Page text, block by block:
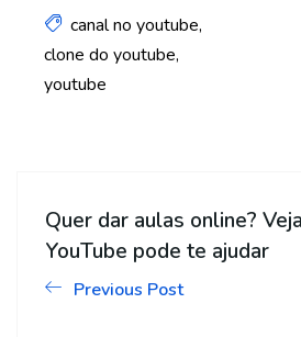
canal no youtube
clone do youtube
youtube
Quer dar aulas online?
YouTube pode te ajudar
Previous Post